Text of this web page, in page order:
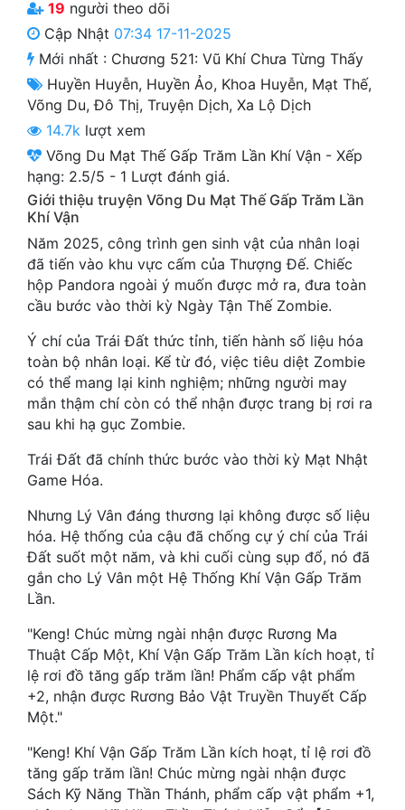
Cổ Đại
Du Hí
Dã Sử
Dị Năng
Gia Đấu
Góc Nhìn Nam
Góc Nhìn Nữ
Huyền Huyễn
Huyền Nghi
Huyền Ảo
Hài Hước
Học Đường
Khoa Huyễn
Khoa Huyễn Không Gian
Kinh Dị
Kiếm Hiệp
Kỳ Huyễn
Kỳ Ảo
Làm Giàu
19 người theo dõi
Cập Nhật 07:34 17-11-2025
Mới nhất : Chương 521: Vũ Khí Chưa Từng Thấy
Huyền Huyễn, Huyền Ảo, Khoa Huyễn, Mạt Thế,
Võng Du,Đô Thị, Truyện Dịch, Xa Lộ Dịch
14.7k lượt xem
Võng Du Mạt Thế Gấp Trăm Lần Khí Vận - Xếp
hạng: 2.5/5 - 1 Lượt đánh giá.
Giới thiệu truyện Võng Du Mạt Thế Gấp Trăm Lần
Khí Vận
Năm 2025, công trình gen sinh vật của nhân loại
đã tiến vào khu vực cấm của Thượng Đế. Chiếc
hộp Pandora ngoài ý muốn được mở ra, đưa toàn
cầu bước vào thời kỳ Ngày Tận Thế Zombie.
Ý chí của Trái Đất thức tỉnh, tiến hành số liệu hóa
toàn bộ nhân loại. Kể từ đó, việc tiêu diệt Zombie
có thể mang lại kinh nghiệm; những người may
mắn thậm chí còn có thể nhận được trang bị rơi ra
sau khi hạ gục Zombie.
Trái Đất đã chính thức bước vào thời kỳ Mạt Nhật
Game Hóa.
Nhưng Lý Vân đáng thương lại không được số liệu
hóa. Hệ thống của cậu đã chống cự ý chí của Trái
Đất suốt một năm, và khi cuối cùng sụp đổ, nó đã
gắn cho Lý Vân một Hệ Thống Khí Vận Gấp Trăm
Lần.
"Keng! Chúc mừng ngài nhận được Rương Ma
Thuật Cấp Một, Khí Vận Gấp Trăm Lần kích hoạt, tỉ
lệ rơi đồ tăng gấp trăm lần! Phẩm cấp vật phẩm
+2, nhận được Rương Bảo Vật Truyền Thuyết Cấp
Một."
"Keng! Khí Vận Gấp Trăm Lần kích hoạt, tỉ lệ rơi đồ
tăng gấp trăm lần! Chúc mừng ngài nhận được
Sách Kỹ Năng Thần Thánh, phẩm cấp vật phẩm +1,